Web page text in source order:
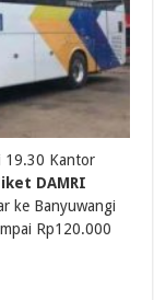
19.30 Kantor
DAMRI
ke Banyuwangi
Rp120.000